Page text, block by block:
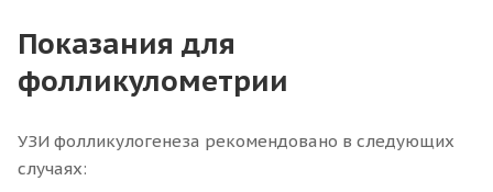
Показания для
фолликулометрии
УЗИ фолликулогенеза рекомендовано в следующих
случаях: